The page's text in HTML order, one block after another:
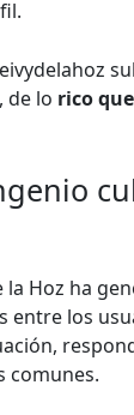
de lo rico
la Hoz ha
entre los
comunes.